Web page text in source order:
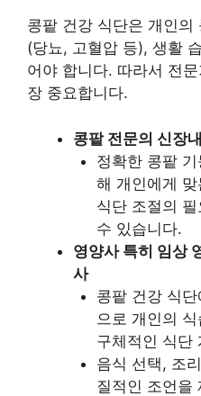
콩팥 건강 식단은 개인
(당뇨, 고혈압 등), 생활
어야 합니다. 따라서 전
장 중요합니다.
콩팥 전문의 신장
정확한 콩팥
해 개인에게
식단 조절의
수 있습니다.
영양사 특히 임상
사
콩팥 건강 식
으로 개인의
구체적인 식단
음식 선택, 조
질적인 조언을